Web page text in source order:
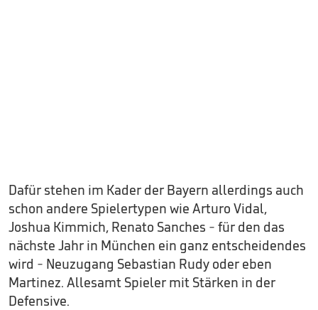
Dafür stehen im Kader der Bayern allerdings auch
schon andere Spielertypen wie Arturo Vidal,
Joshua Kimmich, Renato Sanches - für den das
nächste Jahr in München ein ganz entscheidendes
wird - Neuzugang Sebastian Rudy oder eben
Martinez. Allesamt Spieler mit Stärken in der
Defensive.